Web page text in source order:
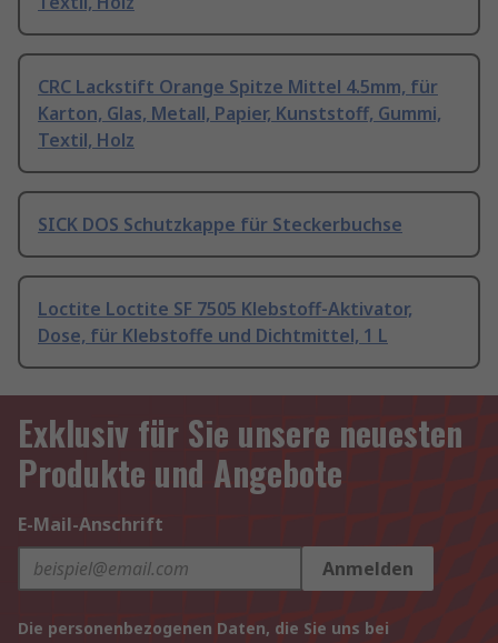
CRC Lackstift Orange Spitze Mittel 4.5mm, für
Karton, Glas, Metall, Papier, Kunststoff, Gummi,
Textil, Holz
SICK DOS Schutzkappe für Steckerbuchse
Loctite Loctite SF 7505 Klebstoff-Aktivator,
Dose, für Klebstoffe und Dichtmittel, 1 L
Exklusiv für Sie unsere neuesten
Produkte und Angebote
E-Mail-Anschrift
Anmelden
Die personenbezogenen Daten, die Sie uns bei